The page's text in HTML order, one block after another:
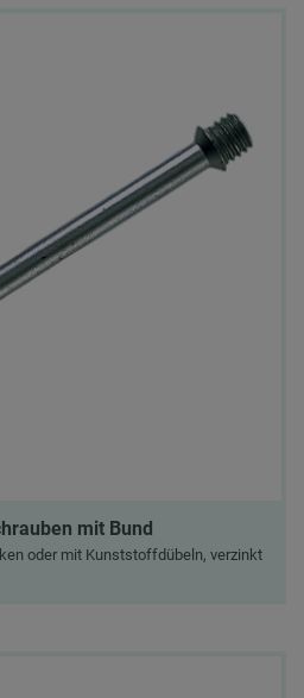
mit Bund
oder mit Kunststoffdübeln, verzinkt